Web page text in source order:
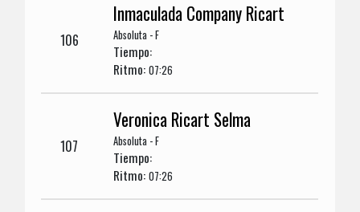
106
Inmaculada Company Ricart
Absoluta - F
Tiempo:
Ritmo:07:26
107
Veronica Ricart Selma
Absoluta - F
Tiempo:
Ritmo:07:26